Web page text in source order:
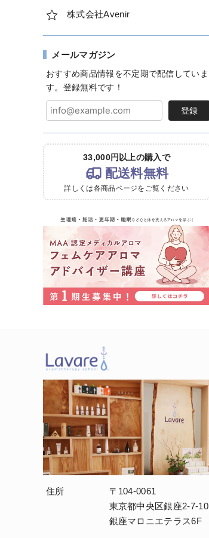
株式会社Avenir
メールマガジン
おすすめ商品情報を不定期で配信していま
す。登録無料です！
登録
33,000円以上の購入で
配送料無料
詳しくは各商品ページをご覧ください
住所
〒104-0061
東京都中央区銀座2-7-10
銀座マロニエテラス6F